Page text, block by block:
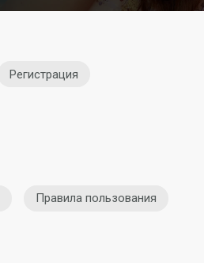
Регистрация
Правила пользования